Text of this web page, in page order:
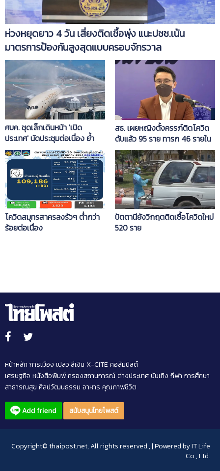
ห่วงหยุดยาว 4 วัน เสี่ยงติดเชื้อพุ่ง แนะปชช.เน้น
มาตรการป้องกันสูงสุดแบบครอบจักรวาล
ศบค. ชุดเล็กเดินหน้า 'เปิด
ประเทศ' นัดประชุมต่อเนื่อง ย้ำ
รอบคอบ คนไทยต้องปลอดภัยมี
แผนเผชิญเหตุ
สธ. เผยหญิงตั้งครรภ์ติดโควิด
ดับแล้ว 95 ราย ทารก 46 รายใน
รอบ 6 เดือน ฉีดวัคซีนแค่ 25%
โควิดสมุทรสาครลงรัวๆ ต่ำกว่า
ร้อยต่อเนื่อง
ปัตตานียังวิกฤตติดเชื้อโควิดใหม่
520 ราย
หน้าหลัก การเมือง เปลว สีเงิน X-CITE คอลัมนิสต์
เศรษฐกิจ หนังสือพิมพ์กรองสถานการณ์ต่างประเทศบันเทิง กีฬา การศึกษา
สาธารณสุข ศิลปวัฒนธรรม อาหาร คุณภาพชีวิต
สนับสนุนไทยโพสต์
Copyright© thaipost.net, All rights reserved., | Powered byIT Life
Co., Ltd.